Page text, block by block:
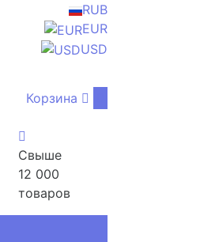
RUB
EUR
USD
Корзина
Свыше
12 000
товаров